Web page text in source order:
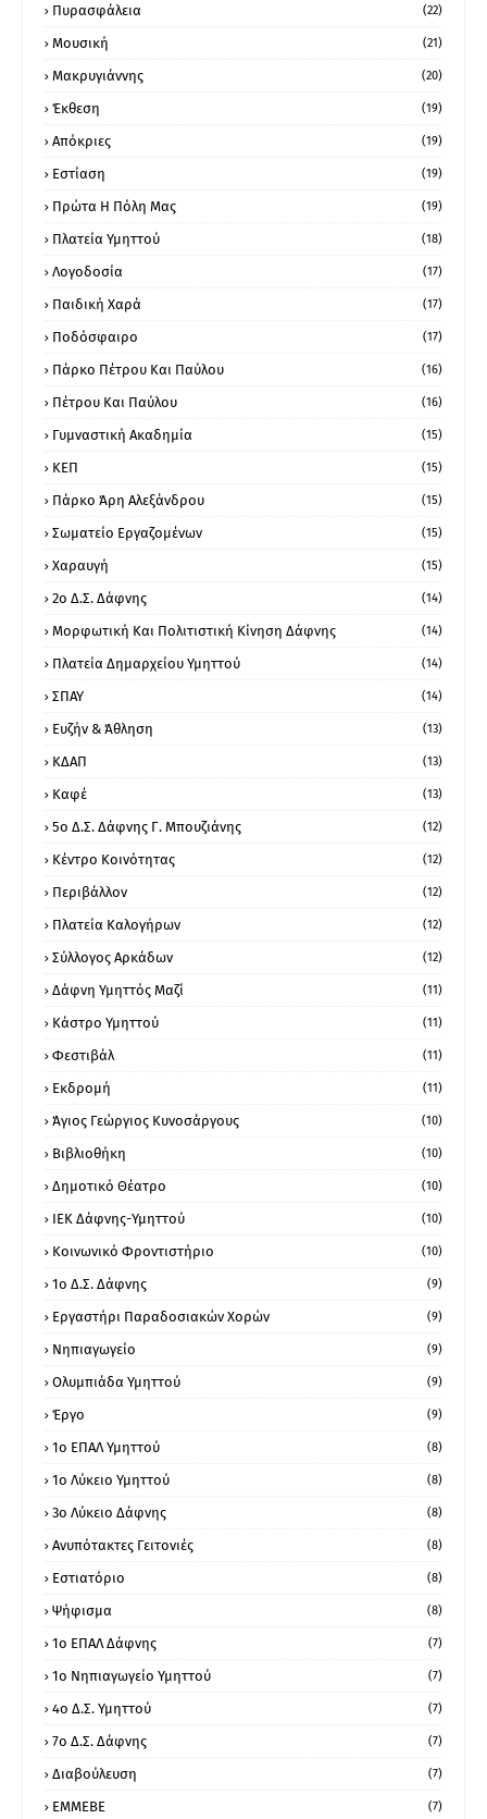
Πυρασφάλεια (22)
Μουσική (21)
Μακρυγιάννης (20)
Έκθεση (19)
Απόκριες (19)
Εστίαση (19)
Πρώτα Η Πόλη Μας (19)
Πλατεία Υμηττού (18)
Λογοδοσία (17)
Παιδική Χαρά (17)
Ποδόσφαιρο (17)
Πάρκο Πέτρου Και Παύλου (16)
Πέτρου Και Παύλου (16)
Γυμναστική Ακαδημία (15)
ΚΕΠ (15)
Πάρκο Άρη Αλεξάνδρου (15)
Σωματείο Εργαζομένων (15)
Χαραυγή (15)
2ο Δ.Σ. Δάφνης (14)
Μορφωτική Και Πολιτιστική Κίνηση Δάφνης (14)
Πλατεία Δημαρχείου Υμηττού (14)
ΣΠΑΥ (14)
Ευζήν & Άθληση (13)
ΚΔΑΠ (13)
Καφέ (13)
5ο Δ.Σ. Δάφνης Γ. Μπουζιάνης (12)
Κέντρο Κοινότητας (12)
Περιβάλλον (12)
Πλατεία Καλογήρων (12)
Σύλλογος Αρκάδων (12)
Δάφνη Υμηττός Μαζί (11)
Κάστρο Υμηττού (11)
Φεστιβάλ (11)
Εκδρομή (11)
Άγιος Γεώργιος Κυνοσάργους (10)
Βιβλιοθήκη (10)
Δημοτικό Θέατρο (10)
ΙΕΚ Δάφνης-Υμηττού (10)
Κοινωνικό Φροντιστήριο (10)
1ο Δ.Σ. Δάφνης (9)
Εργαστήρι Παραδοσιακών Χορών (9)
Νηπιαγωγείο (9)
Ολυμπιάδα Υμηττού (9)
Έργο (9)
1o ΕΠΑΛ Υμηττού (8)
1ο Λύκειο Υμηττού (8)
3ο Λύκειο Δάφνης (8)
Ανυπότακτες Γειτονιές (8)
Εστιατόριο (8)
Ψήφισμα (8)
1ο ΕΠΑΛ Δάφνης (7)
1ο Νηπιαγωγείο Υμηττού (7)
4ο Δ.Σ. Υμηττού (7)
7ο Δ.Σ. Δάφνης (7)
Διαβούλευση (7)
ΕΜΜΕΒΕ (7)